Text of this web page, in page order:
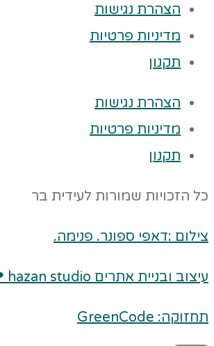
הצהרת נגישות
מדיניות פרטיות
תקנון
הצהרת נגישות
מדיניות פרטיות
תקנון
כל הזכויות שמורות לעידית בר
צילום :דאפי ספונר. פנימה.
עיצוב ובניית אתרים Made with ❤ hazan studio
תחזוקה: GreenCode